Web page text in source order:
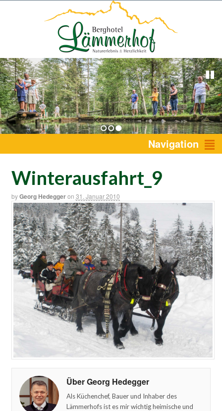
1 2 3 Navigation
Winterausfahrt_9
byGeorg Hedeggeron 31. Januar 2010
Über Georg Hedegger
Als Küchenchef, Bauer und Inhaber des
Lämmerhofs ist es mir wichtig heimische und